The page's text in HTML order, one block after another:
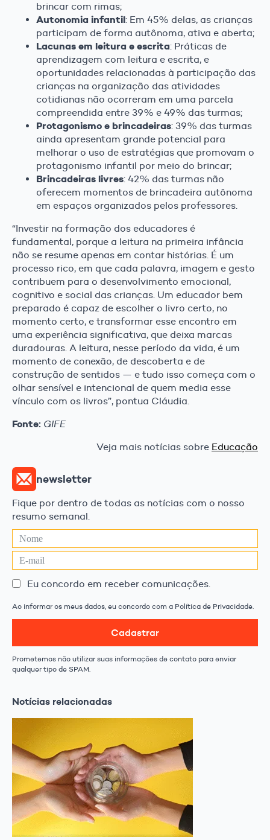
brincar com rimas;
Autonomia infantil: Em 45% delas, as crianças
participam de forma autônoma, ativa e aberta;
Lacunas em leitura e escrita: Práticas de
aprendizagem com leitura e escrita, e
oportunidades relacionadas à participação das
crianças na organização das atividades
cotidianas não ocorreram em uma parcela
compreendida entre 39% e 49% das turmas;
Protagonismo e brincadeiras: 39% das turmas
ainda apresentam grande potencial para
melhorar o uso de estratégias que promovam o
protagonismo infantil por meio do brincar;
Brincadeiras livres: 42% das turmas não
oferecem momentos de brincadeira autônoma
em espaços organizados pelos professores.
“Investir na formação dos educadores é
fundamental, porque a leitura na primeira infância
não se resume apenas em contar histórias. É um
processo rico, em que cada palavra, imagem e gesto
contribuem para o desenvolvimento emocional,
cognitivo e social das crianças. Um educador bem
preparado é capaz de escolher o livro certo, no
momento certo, e transformar esse encontro em
uma experiência significativa, que deixa marcas
duradouras. A leitura, nesse período da vida, é um
momento de conexão, de descoberta e de
construção de sentidos — e tudo isso começa com o
olhar sensível e intencional de quem media esse
vínculo com os livros”, pontua Cláudia.
Fonte: GIFE
Veja mais notícias sobre Educação
newsletter
Fique por dentro de todas as notícias com o nosso
resumo semanal.
Eu concordo em receber comunicações.
Ao informar os meus dados, eu concordo com a Política de Privacidade.
Cadastrar
Prometemos não utilizar suas informações de contato para enviar
qualquer tipo de SPAM.
Notícias relacionadas